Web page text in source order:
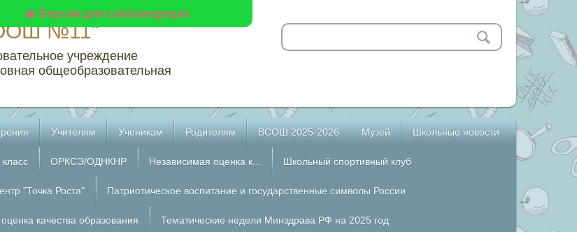
Версия для слабовидящих
№11"
учреждение
общеобразовательная
Учителям Ученикам Родителям ВСОШ 2025-2026 Музей Школьные новости
ОРКСЭ/ОДНКНР Независимая оценка к... Школьный спортивный клуб
"Точка Роста" Патриотическое воспитание и государственные символы России
качества образования Тематические недели Минздрава РФ на 2025 год